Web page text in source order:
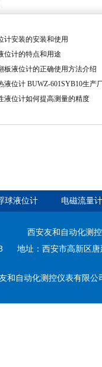
计安装的安装和使用
位计的特点和用途
板液位计的正确使用方法介绍
液位计 BUWZ-601SYB10生产
液位计如何提高测量的精度
球液位计 电磁流量计
西安友和自动化测
地址：西安市高新区
和自动化测控仪表有限公